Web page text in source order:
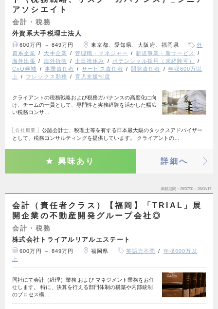
アソシエイト
会計・税務
外資系大手税理士法人
600万円 ～ 849万円 東京都、愛知県、大阪府、福岡県
外
資系企業
大手企業 管理職・マネジャー
新規事業・新サービス
海外出張
海外折衝 土日祝休み
ポテンシャル採用（未経験可）
CxO候補
事業責任者 サービス責任者 開発責任者
年収600万以
上
フレックス勤務 育児支援制度
クライアントの税務戦略および税務ガバナンスの高度化に向
け、チームの一員として、専門性と実務経験を活かした幅広
い税務コンサ…
会社概要
公認会計士、税理士等を有する日本最大級のタックスアドバイザー
として、税務コンサルティングを提供しています。 クライアントの…
興味あり 詳細へ
掲載期間 26/07/31～26/08/17
会計（責任者クラス）【福岡】「TRIAL」展
開企業の不動産開発グループ会社◎
会計・税務
株式会社トライアルリアルエステート
600万円 ～ 849万円 福岡県 英語力不問
年収600万以
上
同社にて会計（経理）業務 および マネジメント業務をお任
せします。 特に、決算を行える部門体制の構築や内部統制
のプロセス構…